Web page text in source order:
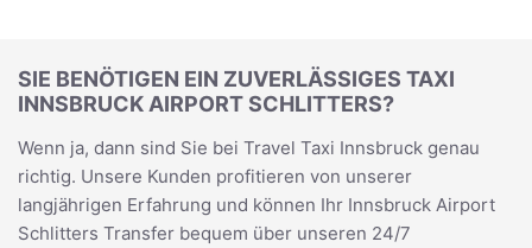
SIE BENÖTIGEN EIN ZUVERLÄSSIGES TAXI
INNSBRUCK AIRPORT SCHLITTERS?
Wenn ja, dann sind Sie bei Travel Taxi Innsbruck genau
richtig. Unsere Kunden profitieren von unserer
langjährigen Erfahrung und können Ihr Innsbruck Airport
Schlitters Transfer bequem über unseren 24/7